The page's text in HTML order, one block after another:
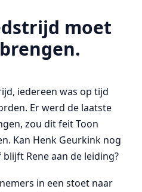
moet
iedereen was op tijd
Er werd de laatste
zou dit feit Toon
Kan Henk Geurkink nog
Rene aan de leiding?
in een stoet naar